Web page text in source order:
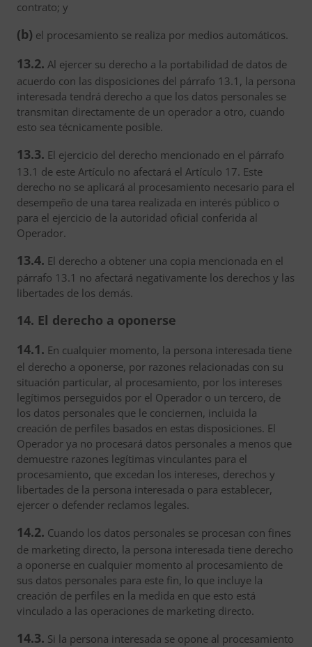
contrato; y
(b) el procesamiento se realiza por medios automáticos.
13.2. Al ejercer su derecho a la portabilidad de datos de
acuerdo con las disposiciones del párrafo 13.1, la persona
interesada tendrá derecho a que los datos personales se
transmitan directamente de un operador a otro, cuando
esto sea técnicamente posible.
13.3. El ejercicio del derecho mencionado en el párrafo
13.1 de este Artículo no afectará el Artículo 17. Este
derecho no se aplicará al procesamiento necesario para el
desempeño de una tarea realizada en interés público o
para el ejercicio de la autoridad oficial conferida al
Operador.
13.4. El derecho a obtener una copia mencionada en el
párrafo 13.1 no afectará negativamente los derechos y las
libertades de los demás.
14. El derecho a oponerse
14.1. En cualquier momento, la persona interesada tiene
el derecho a oponerse, por razones relacionadas con su
situación particular, al procesamiento, por los intereses
legítimos perseguidos por el Operador o un tercero, de
los datos personales que le conciernen, incluida la
creación de perfiles basados en estas disposiciones. El
Operador ya no procesará datos personales a menos que
demuestre razones legítimas vinculantes para el
procesamiento, que excedan los intereses, derechos y
libertades de la persona interesada o para establecer,
ejercer o defender reclamos legales.
14.2. Cuando los datos personales se procesan con fines
de marketing directo, la persona interesada tiene derecho
a oponerse en cualquier momento al procesamiento de
sus datos personales para este fin, lo que incluye la
creación de perfiles en la medida en que esto está
vinculado a las operaciones de marketing directo.
14.3. Si la persona interesada se opone al procesamiento